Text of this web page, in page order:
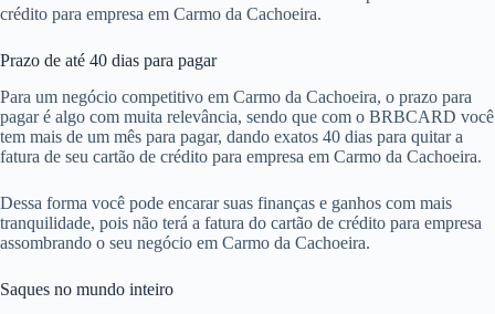
crédito para empresa em Carmo da Cachoeira.
Prazo de até 40 dias para pagar
Para um negócio competitivo em Carmo da Cachoeira, o prazo para
pagar é algo com muita relevância, sendo que com o BRBCARD você
tem mais de um mês para pagar, dando exatos 40 dias para quitar a
fatura de seu cartão de crédito para empresa em Carmo da Cachoeira.
Dessa forma você pode encarar suas finanças e ganhos com mais
tranquilidade, pois não terá a fatura do cartão de crédito para empresa
assombrando o seu negócio em Carmo da Cachoeira.
Saques no mundo inteiro